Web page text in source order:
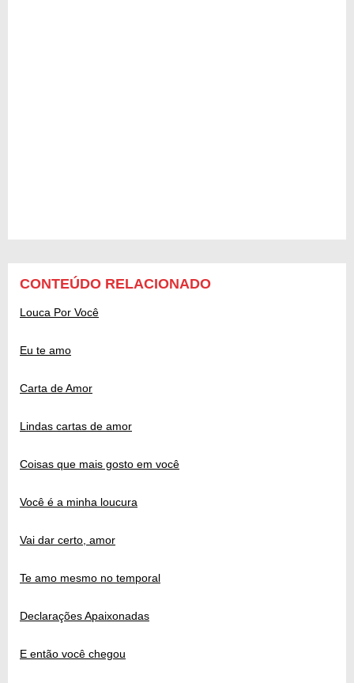
CONTEÚDO RELACIONADO
Louca Por Você
Eu te amo
Carta de Amor
Lindas cartas de amor
Coisas que mais gosto em você
Você é a minha loucura
Vai dar certo, amor
Te amo mesmo no temporal
Declarações Apaixonadas
E então você chegou